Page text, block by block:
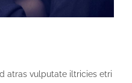
atras vulputate iltricies etri